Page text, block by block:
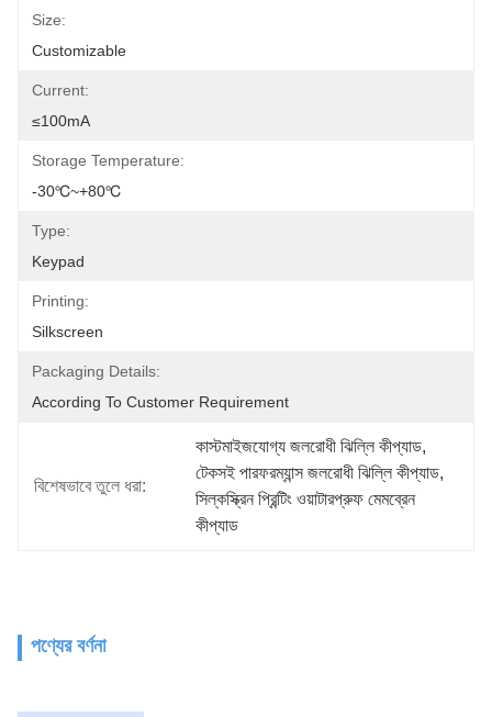
Size:
Customizable
Current:
≤100mA
Storage Temperature:
-30℃~+80℃
Type:
Keypad
Printing:
Silkscreen
Packaging Details:
According To Customer Requirement
বিশেষভাবে তুলে ধরা:
কাস্টমাইজযোগ্য জলরোধী ঝিল্লি কীপ্যাড,
টেকসই পারফরম্যান্স জলরোধী ঝিল্লি কীপ্যাড,
সিল্কস্ক্রিন প্রিন্টিং ওয়াটারপ্রুফ মেমব্রেন
কীপ্যাড
পণ্যের বর্ণনা